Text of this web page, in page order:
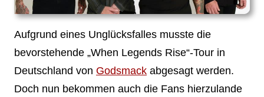
Aufgrund eines Unglücksfalles musste die
bevorstehende „When Legends Rise“-Tour in
Deutschland von Godsmackabgesagt werden.
Doch nun bekommen auch die Fans hierzulande